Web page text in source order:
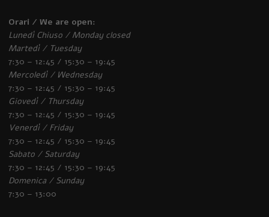
Orari / We are open:
Lunedì Chiuso / Monday closed
Martedì / Tuesday
7:30 – 12:45 / 15:30 – 19:45
Mercoledì / Wednesday
7:30 – 12:45 / 15:30 – 19:45
Giovedì / Thursday
7:30 – 12:45 / 15:30 – 19:45
Venerdì / Friday
7:30 – 12:45 / 15:30 – 19:45
Sabato / Saturday
7:30 – 12:45 / 15:30 – 19:45
Domenica / Sunday
7:30 – 13:00